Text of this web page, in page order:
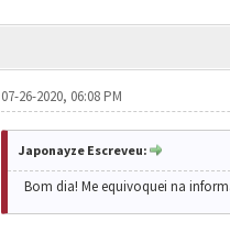
07-26-2020, 06:08 PM
Japonayze Escreveu:
Bom dia! Me equivoquei na